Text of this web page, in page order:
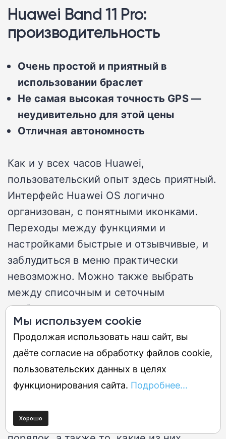
Huawei Band 11 Pro:
производительность
Очень простой и приятный в
использовании браслет
Не самая высокая точность GPS —
неудивительно для этой цены
Отличная автономность
Как и у всех часов Huawei,
пользовательский опыт здесь приятный.
Интерфейс Huawei OS логично
организован, с понятными иконками.
Переходы между функциями и
настройками быстрые и отзывчивые, и
заблудиться в меню практически
невозможно. Можно также выбрать
между списочным и сеточным
отображением — на ваш вкус.
Отсутствие микрофона означает, что
голосовых команд нет, но требовать
этого за такие деньги было бы слишком.
На выбор доступно более 100
предустановлен на браслете. Их
Мы используем cookie
Продолжая использовать наш сайт, вы
даёте согласие на обработку файлов cookie,
пользовательских данных в целях
функционирования сайта. Подробнее...